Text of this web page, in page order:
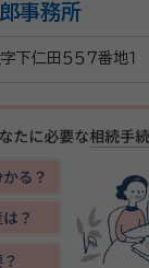
大学法学部法律学科
作成、成年後見に
産分割協議書の作
的にサポートさせ
土地国庫帰属制
す。
事務所
仁田５５７番地１